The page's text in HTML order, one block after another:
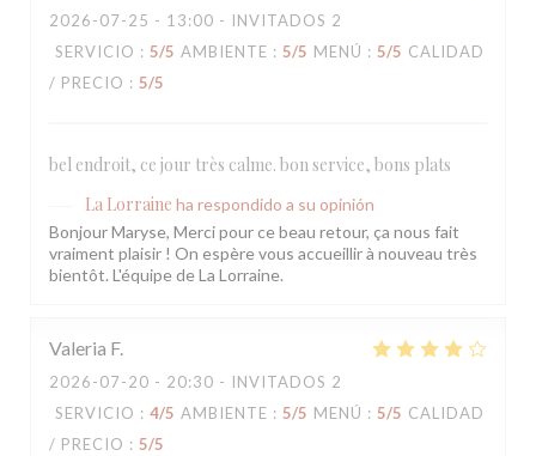
2026-07-25 - 13:00 - INVITADOS 2
SERVICIO : 5/5 AMBIENTE : 5/5 MENÚ : 5/5 CALIDAD
/ PRECIO : 5/5
bel endroit, ce jour très calme. bon service, bons plats
La Lorraine ha respondido a su opinión
Bonjour Maryse, Merci pour ce beau retour, ça nous fait
vraiment plaisir ! On espère vous accueillir à nouveau très
bientôt. L'équipe de La Lorraine.
Valeria F
2026-07-20 - 20:30 - INVITADOS 2
SERVICIO : 4/5 AMBIENTE : 5/5 MENÚ : 5/5 CALIDAD
/ PRECIO : 5/5